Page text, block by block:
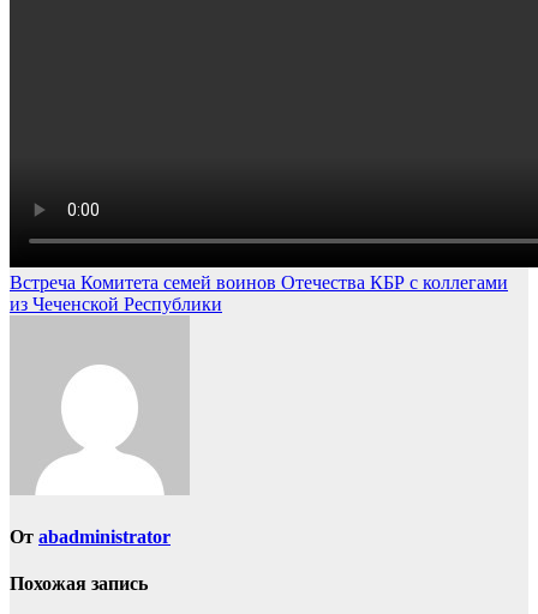
Навигация
по
Встреча Комитета семей воинов Отечества КБР с коллегами
из Чеченской Республики
От abadministrator
Похожая запись